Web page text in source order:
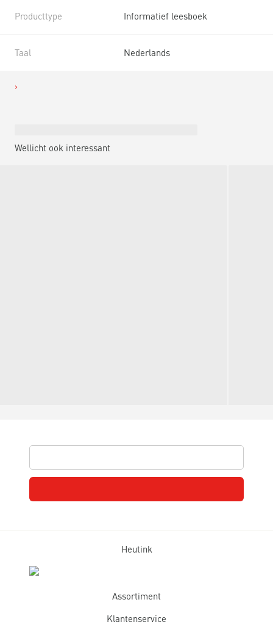
Producttype Informatief leesboek
Taal Nederlands
Wellicht ook interessant
Heutink
Assortiment
Klantenservice